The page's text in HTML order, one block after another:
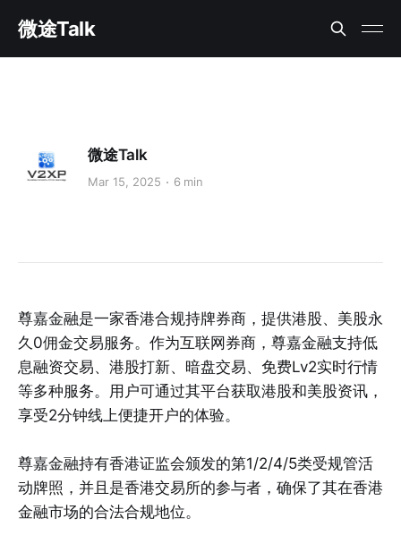
微途Talk
微途Talk
Mar 15, 2025 6 min
尊嘉金融是一家香港合规持牌券商，提供港股、美股永
久0佣金交易服务。作为互联网券商，尊嘉金融支持低
息融资交易、港股打新、暗盘交易、免费Lv2实时行情
等多种服务。用户可通过其平台获取港股和美股资讯，
享受2分钟线上便捷开户的体验。
尊嘉金融持有香港证监会颁发的第1/2/4/5类受规管活
动牌照，并且是香港交易所的参与者，确保了其在香港
金融市场的合法合规地位。